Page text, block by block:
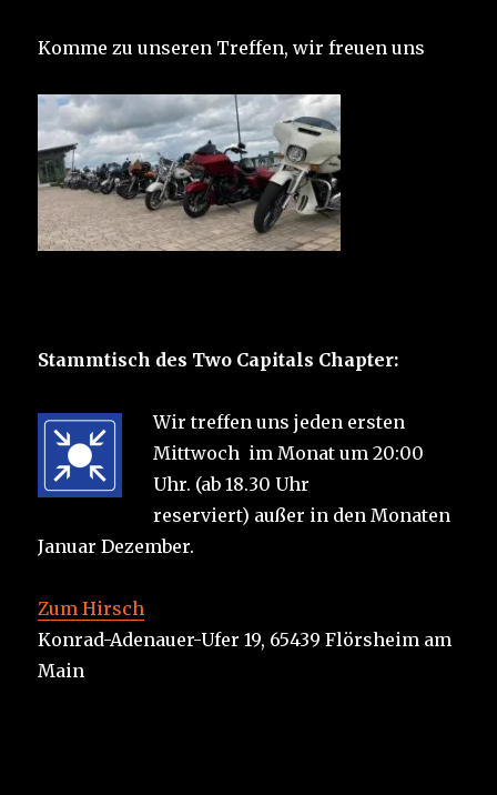
Komme zu unseren Treffen, wir freuen uns
Stammtisch des Two Capitals Chapter:
Wir treffen uns jeden ersten
Mittwoch im Monat um 20:00
Uhr. (ab 18.30 Uhr
reserviert) außer in den Monaten
Januar Dezember.
Zum Hirsch
Konrad-Adenauer-Ufer 19, 65439 Flörsheim am
Main